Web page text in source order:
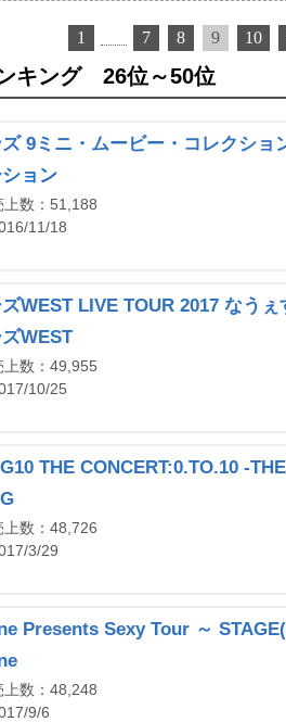
1 7 8 9 10
キング 26位～50位
ズ 9ミニ・ムービー・コレクショ
ョン
上数：51,188
11/18
WEST LIVE TOUR 2017 なうぇ
WEST
上数：49,955
10/25
THE CONCERT:0.TO.10 -
上数：48,726
3/29
Presents Sexy Tour ～
上数：48,248
9/6